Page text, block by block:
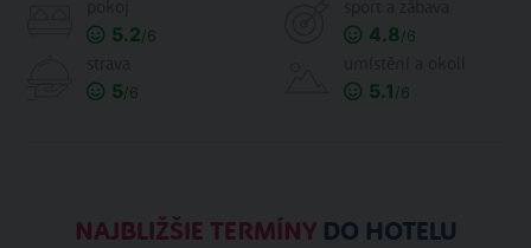
5.2/6 4.8/6
5/6 5.1 /6
NAJBLIŽŠIE TERMÍNYDO HOTELU